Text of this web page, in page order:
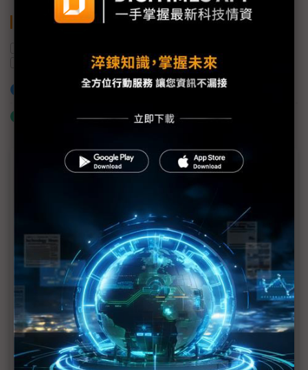
關鍵字
加入已選取到「關鍵字追蹤」
什麼是「關鍵字追蹤」
近７天熱門報導
MLCC訂單過熱、出貨比創高 村田示警全球AI基
2027全年記憶體產能提前售罄 買家「祕而不
宣」只怕買不夠
英特爾EMIB良率達標 聯發科第2代ASIC產品
2028準時量產
光進銅退更明確？ 聯發科估SerDes 448G為銅
線「最終戰場」